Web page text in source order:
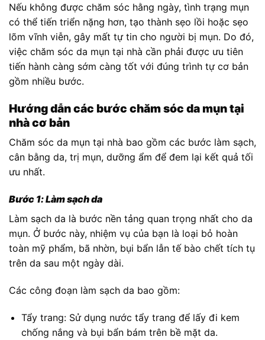
Nếu không được chăm sóc hằng ngày, tình trạng mụn
có thể tiến triển nặng hơn, tạo thành sẹo lồi hoặc sẹo
lõm vĩnh viễn, gây mất tự tin cho người bị mụn. Do đó,
việc chăm sóc da mụn tại nhà cần phải được ưu tiên
tiến hành càng sớm càng tốt với đúng trình tự cơ bản
gồm nhiều bước.
Hướng dẫn các bước chăm sóc da mụn tại
nhà cơ bản
Chăm sóc da mụn tại nhà bao gồm các bước làm sạch,
cân bằng da, trị mụn, dưỡng ẩm để đem lại kết quả tối
ưu nhất.
Bước 1: Làm sạch da
Làm sạch da là bước nền tảng quan trọng nhất cho da
mụn. Ở bước này, nhiệm vụ của bạn là loại bỏ hoàn
toàn mỹ phẩm, bã nhờn, bụi bẩn lẫn tế bào chết tích tụ
trên da sau một ngày dài.
Các công đoạn làm sạch da bao gồm:
Tẩy trang: Sử dụng nước tẩy trang để lấy đi kem
chống nắng và bụi bẩn bám trên bề mặt da.